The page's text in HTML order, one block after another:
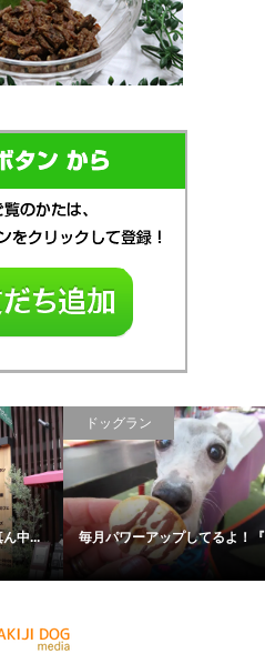
ドッグラン
毎月パワーアップしてるよ！『週...